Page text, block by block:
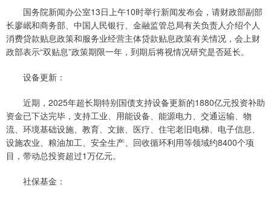
国务院新闻办公室13日上午10时举行新闻发布会，请财政部副部
长廖岷和商务部、中国人民银行、金融监管总局有关负责人介绍个人
消费贷款贴息政策和服务业经营主体贷款贴息政策有关情况，会上财
政部表示“双贴息”政策期限一年，到期后将视情况研究是否延长。
设备更新：
近期，2025年超长期特别国债支持设备更新的1880亿元投资补助
资金已下达完毕，支持工业、用能设备、能源电力、交通运输、物
流、环境基础设施、教育、文旅、医疗、住宅老旧电梯、电子信息、
设施农业、粮油加工、安全生产、回收循环利用等领域约8400个项
目，带动总投资超过1万亿元。
社保基金：